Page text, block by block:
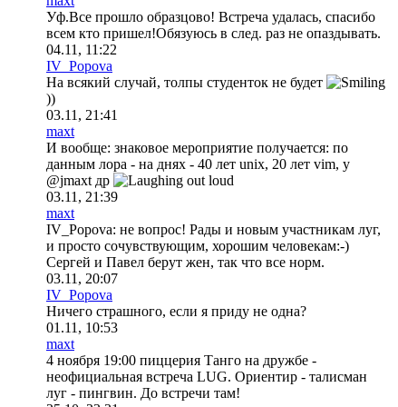
Уф.Все прошло образцово! Встреча удалась, спасибо
всем кто пришел!Обязуюсь в след. раз не опаздывать.
04.11, 11:22
IV_Popova
На всякий случай, толпы студенток не будет
))
03.11, 21:41
maxt
И вообще: знаковое мероприятие получается: по
данным лора - на днях - 40 лет unix, 20 лет vim, у
@jmaxt др
03.11, 21:39
maxt
IV_Popova: не вопрос! Рады и новым участникам луг,
и просто сочувствующим, хорошим человекам:-)
Сергей и Павел берут жен, так что все норм.
03.11, 20:07
IV_Popova
Ничего страшного, если я приду не одна?
01.11, 10:53
maxt
4 ноября 19:00 пиццерия Танго на дружбе -
неофициальная встреча LUG. Ориентир - талисман
луг - пингвин. До встречи там!